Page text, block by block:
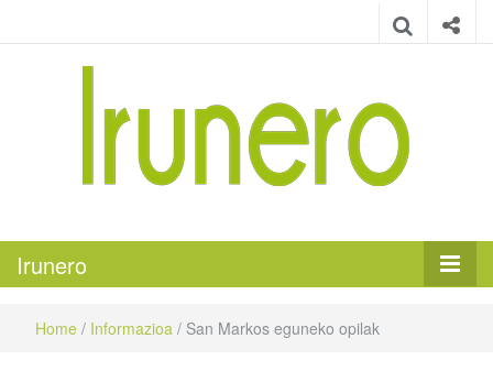
Irunero
Home / Informazioa / San Markos eguneko opilak